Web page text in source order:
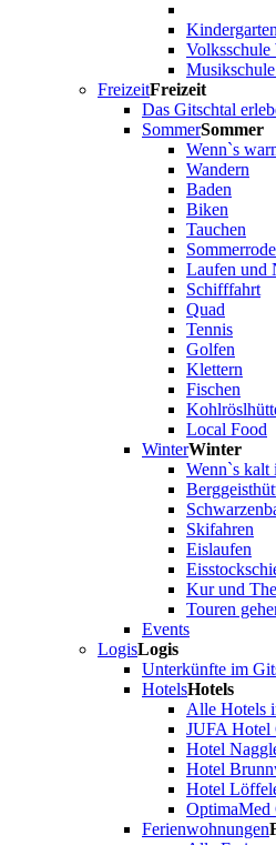
Volksschule
FreizeitFreizeit
Das Gitschtal
SommerSommer
Wenn`s
Wandern
Baden
Biken
Tauchen
Laufen und
Schifffahrt
Quad
Tennis
Golfen
Klettern
Fischen
Local Food
WinterWinter
Wenn`s kalt
Skifahren
Eislaufen
Kur und
Touren
Events
LogisLogis
Unterkünfte im
HotelsHotels
Alle Hotels
JUFA
Hotel
Hotel
Hotel
OptimaMed
Ferienwohnungen